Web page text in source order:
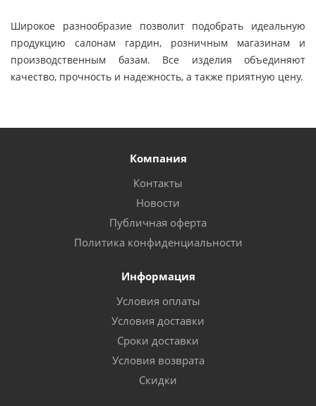
Широкое разнообразие позволит подобрать идеальную
продукцию салонам гардин, розничным магазинам и
производственным базам. Все изделия объединяют
качество, прочность и надежность, а также приятную цену.
Компания
Контакты
Новости
Публичная оферта
Политика конфиденциальности
Информация
Условия оплаты
Условия доставки
Сроки доставки
Условия возврата
Скидки